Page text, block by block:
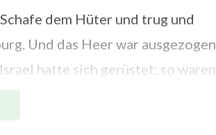
dem Hüter und trug und
Und das Heer war ausgezogen
hatte sich gerüstet; so waren
Gefäß, das er trug, unter dem
seine Brüder. Und da er